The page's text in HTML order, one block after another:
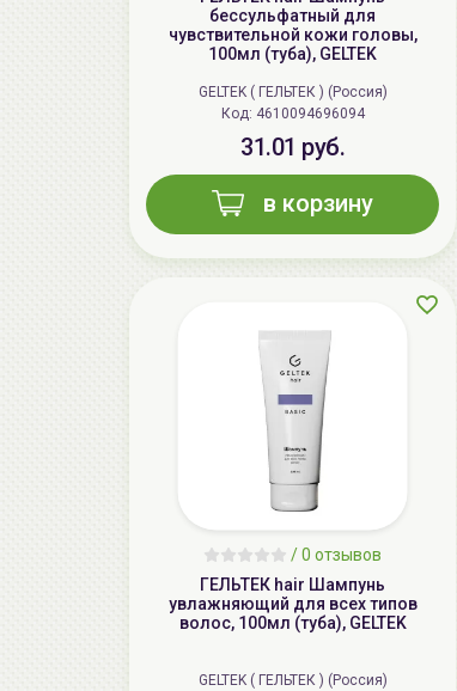
бессульфатный для
чувствительной кожи головы,
100мл (туба), GELTEK
GELTEK ( ГЕЛЬТЕК ) (Россия)
Код: 4610094696094
31.01 руб.
в корзину
/0 отзывов
ГЕЛЬТЕК hair Шампунь
увлажняющий для всех типов
волос, 100мл (туба), GELTEK
GELTEK ( ГЕЛЬТЕК ) (Россия)